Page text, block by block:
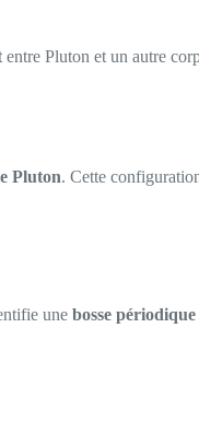
entre Pluton et un autre
Pluton. Cette
une bosse périodique